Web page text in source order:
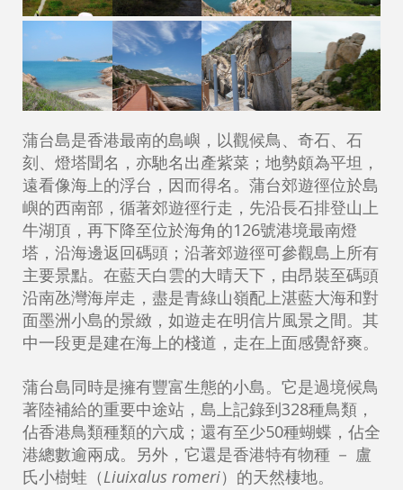
蒲台島是香港最南的島嶼，以觀候鳥、奇石、石
刻、燈塔聞名，亦馳名出產紫菜；地勢頗為平坦，
遠看像海上的浮台，因而得名。蒲台郊遊徑位於島
嶼的西南部，循著郊遊徑行走，先沿長石排登山上
牛湖頂，再下降至位於海角的126號港境最南燈
塔，沿海邊返回碼頭；沿著郊遊徑可參觀島上所有
主要景點。在藍天白雲的大晴天下，由昂裝至碼頭
沿南氹灣海岸走，盡是青綠山嶺配上湛藍大海和對
面墨洲小島的景緻，如遊走在明信片風景之間。其
中一段更是建在海上的棧道，走在上面感覺舒爽。
蒲台島同時是擁有豐富生態的小島。它是過境候鳥
著陸補給的重要中途站，島上記錄到328種鳥類，
佔香港鳥類種類的六成；還有至少50種蝴蝶，佔全
港總數逾兩成。另外，它還是香港特有物種 － 盧
氏小樹蛙（Liuixalus romeri）的天然棲地。